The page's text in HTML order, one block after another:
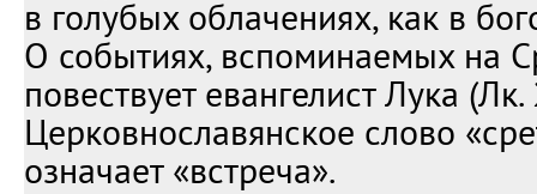
в голубых облачениях, как в
О событиях, вспоминаемых на
повествует евангелист Лука
Церковнославянское слово
означает «встреча».